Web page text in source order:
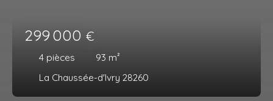
299 000 €
4 pièces 93 m²
La Chaussée-d'Ivry 28260